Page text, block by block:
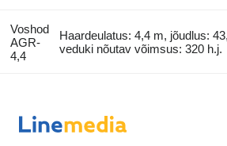
Voshod
AGR-
4,4
Haardeulatus: 4,4 m, jõudlus:
veduki nõutav võimsus: 320 h.j.